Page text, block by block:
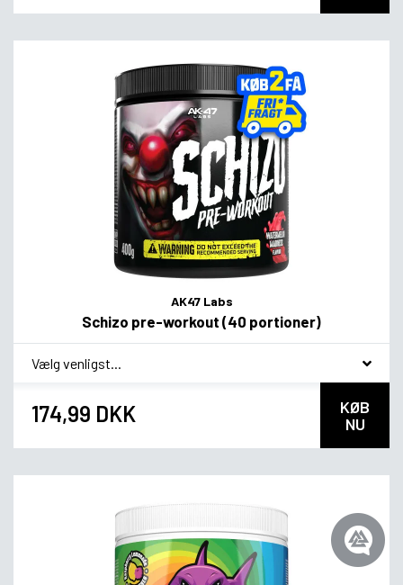
AK47 Labs
Schizo pre-workout (40 portioner)
* Smagsvariant
174,99 DKK
KØB
NU